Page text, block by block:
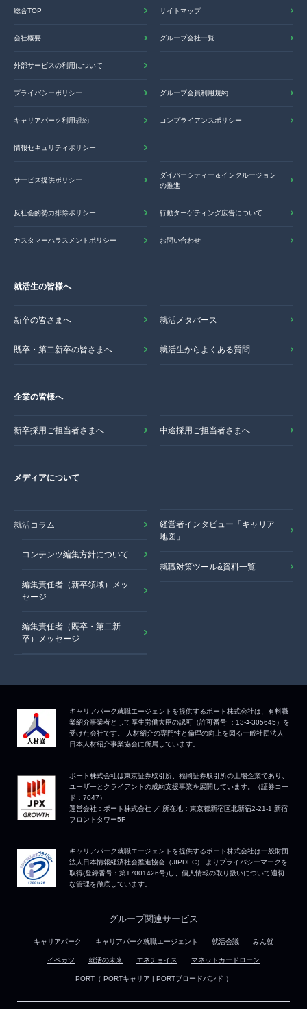
総合TOP サイトマップ
会社概要 グループ会社一覧
外部サービスの利用について
プライバシーポリシー グループ会員利用規約
キャリアパーク利用規約 コンプライアンスポリシー
情報セキュリティポリシー
サービス提供ポリシー
ダイバーシティー＆インクルージョン
の推進
反社会的勢力排除ポリシー 行動ターゲティング広告について
カスタマーハラスメントポリシー お問い合わせ
就活生の皆様へ
新卒の皆さまへ 就活メタバース
既卒・第二新卒の皆さまへ 就活生からよくある質問
企業の皆様へ
新卒採用ご担当者さまへ 中途採用ご担当者さまへ
メディアについて
就活コラム
コンテンツ編集方針について
編集責任者（新卒領域）メッ
セージ
編集責任者（既卒・第二新
卒）メッセージ
経営者インタビュー「キャリア
地図」
就職対策ツール&資料一覧